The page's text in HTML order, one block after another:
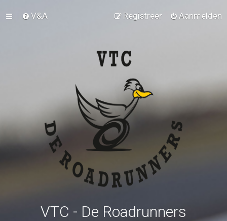
V&A Aanmelden
Registreer
VTC - De Roadrunners